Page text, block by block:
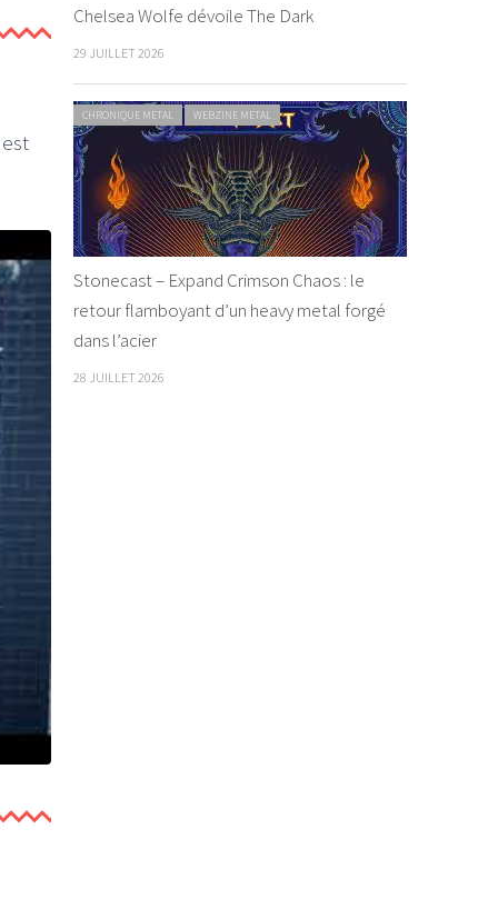
Chelsea Wolfe dévoile The Dark
29 JUILLET 2026
CHRONIQUE METAL WEBZINE METAL
Stonecast – Expand Crimson Chaos : le
retour flamboyant d’un heavy metal forgé
dans l’acier
28 JUILLET 2026